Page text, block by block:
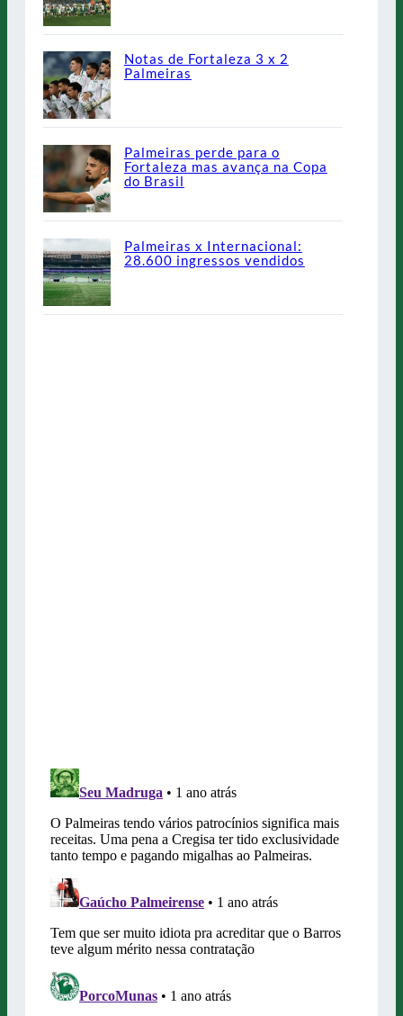
Notas de Fortaleza 3 x 2
Palmeiras
Palmeiras perde para o
Fortaleza mas avança na Copa
do Brasil
Palmeiras x Internacional:
28.600 ingressos vendidos